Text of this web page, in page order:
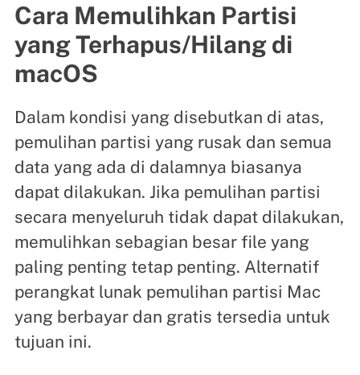
Cara Memulihkan Partisi
yang Terhapus/Hilang di
macOS
Dalam kondisi yang disebutkan di atas,
pemulihan partisi yang rusak dan semua
data yang ada di dalamnya biasanya
dapat dilakukan. Jika pemulihan partisi
secara menyeluruh tidak dapat dilakukan,
memulihkan sebagian besar file yang
paling penting tetap penting. Alternatif
perangkat lunak pemulihan partisi Mac
yang berbayar dan gratis tersedia untuk
tujuan ini.